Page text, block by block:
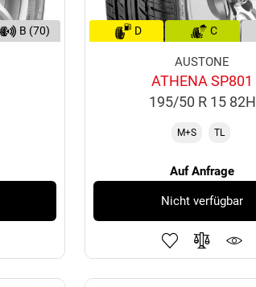
B (70) D C
AUSTONE
ATHENA SP801
195/50 R 15 82H
M+S TL
Auf Anfrage
Nicht verfügbar